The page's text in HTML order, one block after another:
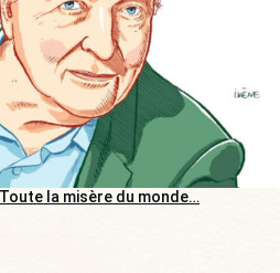
Toute la misère du monde…